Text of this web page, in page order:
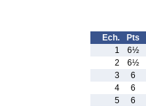
Ech. Pts
1
6½
2
6½
3
6
4
6
5
6